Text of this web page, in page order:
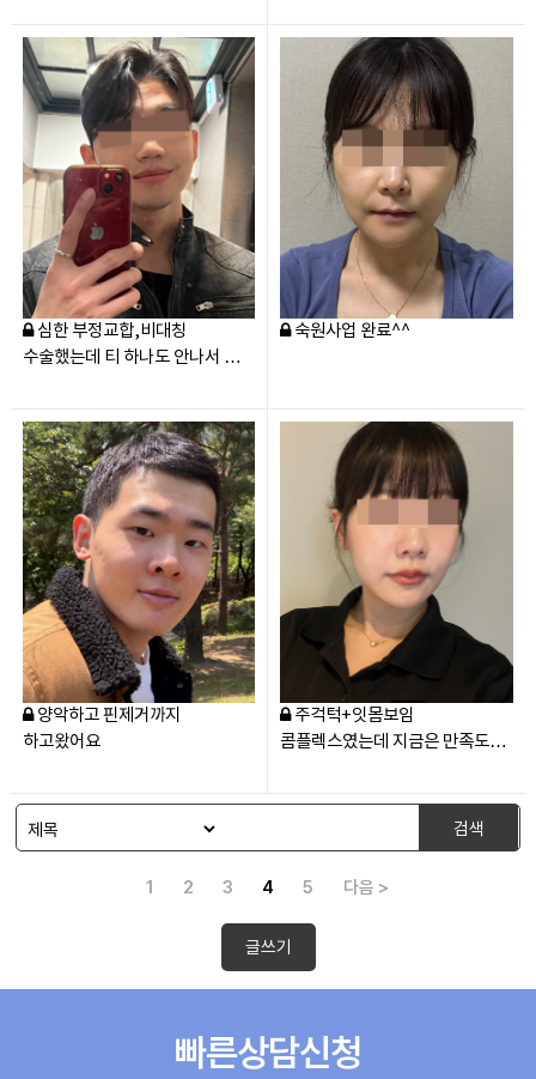
심한 부정교합,비대칭
수술했는데 티 하나도 안나서 정말
숙원사업 완료^^
양악하고 핀제거까지
하고왔어요
주걱턱+잇몸보임
콤플렉스였는데 지금은 만족도
검색
1 2 3 4 5 다음 >
글쓰기
빠른상담신청